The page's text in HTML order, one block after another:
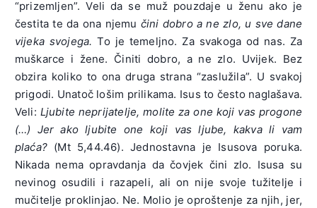
“prizemljen”. Veli da se muž pouzdaje u ženu ako je
čestita te da ona njemu čini dobro a ne zlo, u sve dane
vijeka svojega. To je temeljno. Za svakoga od nas. Za
muškarce i žene. Činiti dobro, a ne zlo. Uvijek. Bez
obzira koliko to ona druga strana “zaslužila”. U svakoj
prigodi. Unatoč lošim prilikama. Isus to često naglašava.
Veli: Ljubite neprijatelje, molite za one koji vas progone
(…) Jer ako ljubite one koji vas ljube, kakva li vam
plaća? (Mt 5,44.46). Jednostavna je Isusova poruka.
Nikada nema opravdanja da čovjek čini zlo. Isusa su
nevinog osudili i razapeli, ali on nije svoje tužitelje i
mučitelje proklinjao. Ne. Molio je oproštenje za njih, jer,